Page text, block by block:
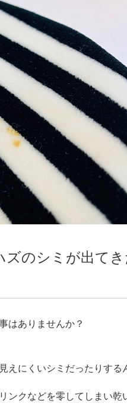
のシミが出て
はありませんか？
にくいシミだったりする
ンクなどを零してしまい乾